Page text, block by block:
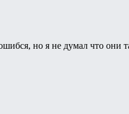
но я не думал что они